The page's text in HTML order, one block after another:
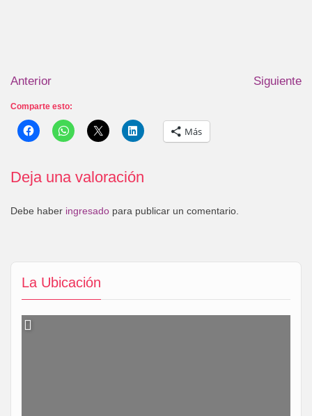
La Ubicación
Anterior Siguiente
Comparte esto:
Más
Deja una valoración
Debe haber ingresado para publicar un comentario.